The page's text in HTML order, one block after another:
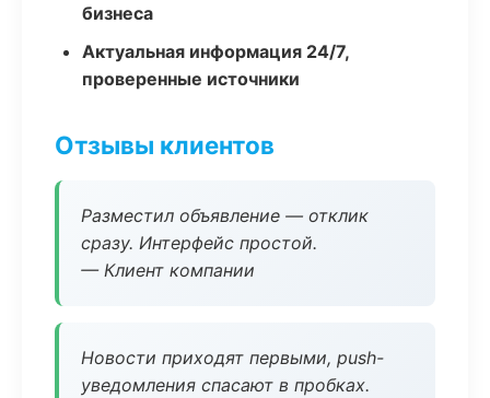
бизнеса
Актуальная информация 24/7,
проверенные источники
Отзывы клиентов
Разместил объявление — отклик
сразу. Интерфейс простой.
— Клиент компании
Новости приходят первыми, push-
уведомления спасают в пробках.